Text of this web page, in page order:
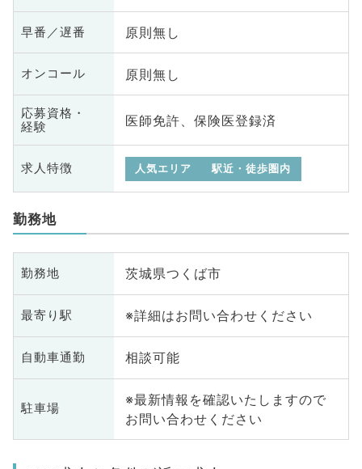
早番／遅番 原則無し
オンコール 原則無し
応募資格・
経験
医師免許、保険医登録済
求人特徴 人気エリア 駅近・徒歩圏内
勤務地
勤務地 茨城県つくば市
最寄り駅 ※詳細はお問い合わせください
自動車通勤 相談可能
駐車場
※最新情報を確認いたしますので
お問い合わせください